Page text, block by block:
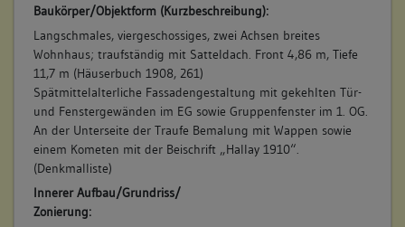
Baukörper/Objektform (Kurzbeschreibung):
Langschmales, viergeschossiges, zwei Achsen breites
Wohnhaus; traufständig mit Satteldach. Front 4,86 m, Tiefe
11,7 m (Häuserbuch 1908, 261)
Spätmittelalterliche Fassadengestaltung mit gekehlten Tür-
und Fenstergewänden im EG sowie Gruppenfenster im 1. OG.
An der Unterseite der Traufe Bemalung mit Wappen sowie
einem Kometen mit der Beischrift „Hallay 1910“.
(Denkmalliste)
Innerer Aufbau/Grundriss/
Zonierung: